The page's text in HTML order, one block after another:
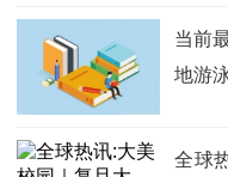
当前
地游
全球